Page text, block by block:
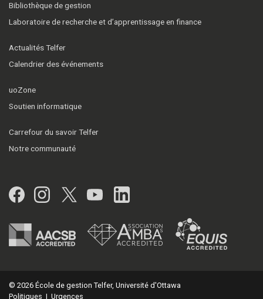
Bibliothèque de gestion
Laboratoire de recherche et d’apprentissage en finance
Actualités Telfer
Calendrier des événements
uoZone
Soutien informatique
Carrefour du savoir Telfer
Notre communauté
Facebook
Instagram
Twitter
YouTubeLinkedIn
© 2026 École de gestion Telfer, Université d'Ottawa
Politiques | Urgences